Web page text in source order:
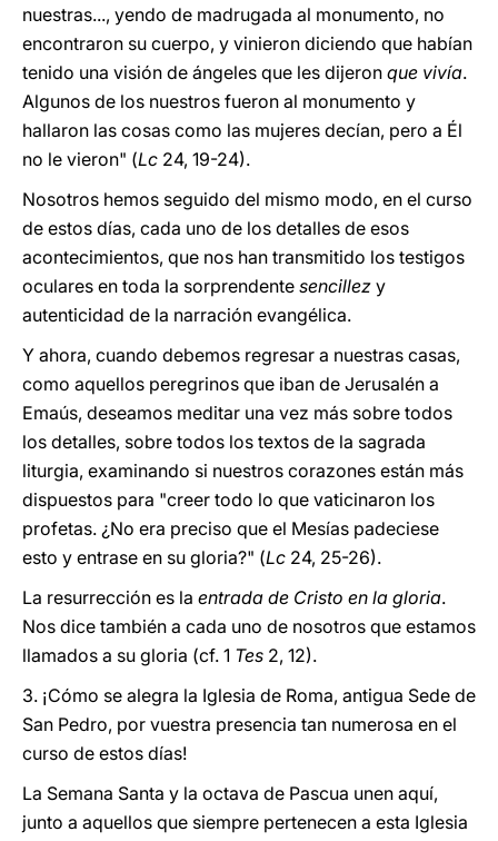
nuestras..., yendo de madrugada al monumento, no
encontraron su cuerpo, y vinieron diciendo que habían
tenido una visión de ángeles que les dijeron que vivía.
Algunos de los nuestros fueron al monumento y
hallaron las cosas como las mujeres decían, pero a Él
no le vieron" (Lc 24, 19-24).
Nosotros hemos seguido del mismo modo, en el curso
de estos días, cada uno de los detalles de esos
acontecimientos, que nos han transmitido los testigos
oculares en toda la sorprendente sencillez y
autenticidad de la narración evangélica.
Y ahora, cuando debemos regresar a nuestras casas,
como aquellos peregrinos que iban de Jerusalén a
Emaús, deseamos meditar una vez más sobre todos
los detalles, sobre todos los textos de la sagrada
liturgia, examinando si nuestros corazones están más
dispuestos para "creer todo lo que vaticinaron los
profetas. ¿No era preciso que el Mesías padeciese
esto y entrase en su gloria?" (Lc 24, 25-26).
La resurrección es la entrada de Cristo en la gloria.
Nos dice también a cada uno de nosotros que estamos
llamados a su gloria (cf. 1 Tes 2, 12).
3. ¡Cómo se alegra la Iglesia de Roma, antigua Sede de
San Pedro, por vuestra presencia tan numerosa en el
curso de estos días!
La Semana Santa y la octava de Pascua unen aquí,
junto a aquellos que siempre pertenecen a esta Iglesia